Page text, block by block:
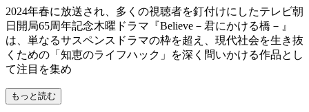
2024年春に放送され、多くの視聴者を釘付けにしたテレビ朝
日開局65周年記念木曜ドラマ『Believe－君にかける橋－』
は、単なるサスペンスドラマの枠を超え、現代社会を生き抜
くための「知恵のライフハック」を深く問いかける作品とし
て注目を集め
もっと読む